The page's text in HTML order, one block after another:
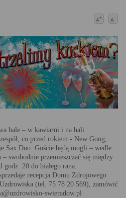
A+ A-
bale – w kawiarni i na hali
co przed rokiem - New Gong,
Sax Duo. Goście będą mogli – wedle
swobodnie przemieszczać się między
20 do białego rana.
recepcja Domu Zdrojowego
(tel. 75 78 20 569), zamówić
swieradow.pl